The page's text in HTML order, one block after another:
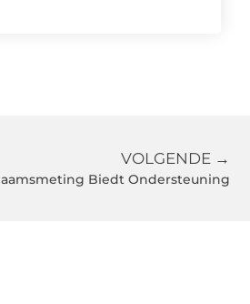
VOLGENDE →
Biedt Ondersteuning